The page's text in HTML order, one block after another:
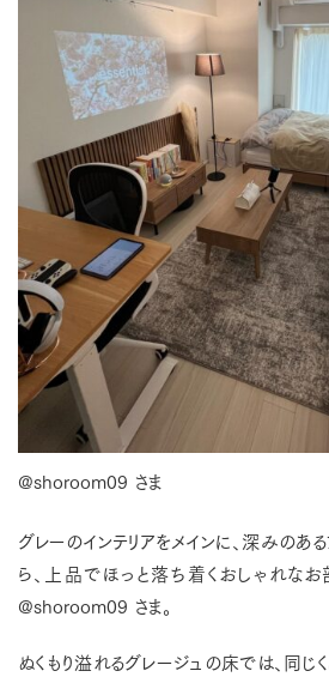
@shoroom09 さま
グレーのインテリアをメインに、深みのあ
ら、上品でほっと落ち着くおしゃれなお
@shoroom09 さま。
ぬくもり溢れるグレージュの床では、同